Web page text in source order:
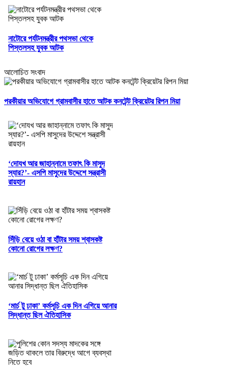
নাটোরে পর্যটনমন্ত্রীর পথসভা থেকে
পিস্তলসহ যুবক আটক
আলোচিত সংবাদ
পরকীয়ার অভিযোগে গ্রামবাসীর হাতে আটক কনটেন্ট ক্রিয়েটর রিপন মিয়া
‘দোযখ আর জাহান্নামে তফাৎ কি মাসুদ
স্যার?’- এসপি মাসুদের উদ্দেশে সন্ত্রাসী
রায়হান
সিঁড়ি বেয়ে ওঠা বা হাঁটার সময় শ্বাসকষ্ট
কোনো রোগের লক্ষণ?
‘মার্চ টু ঢাকা’ কর্মসূচি এক দিন এগিয়ে আনার
সিদ্ধান্ত ছিল ঐতিহাসিক